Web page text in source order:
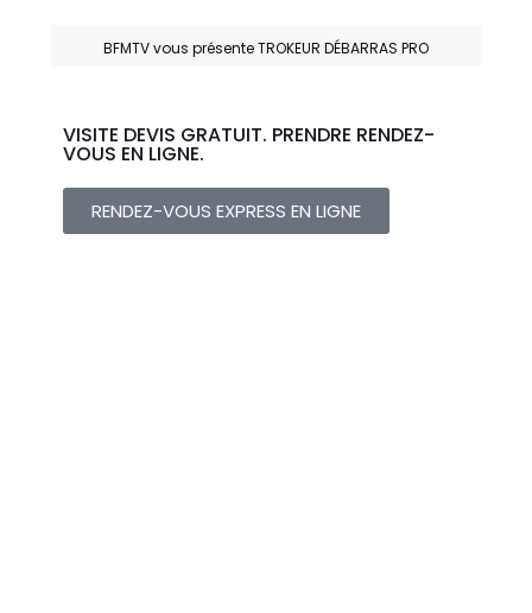
BFMTV vous présente TROKEUR DÉBARRAS PRO
VISITE DEVIS GRATUIT. PRENDRE RENDEZ-
VOUS EN LIGNE.
RENDEZ-VOUS EXPRESS EN LIGNE